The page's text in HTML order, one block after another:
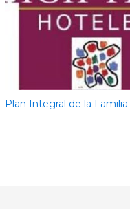
Plan Integral de la Familia